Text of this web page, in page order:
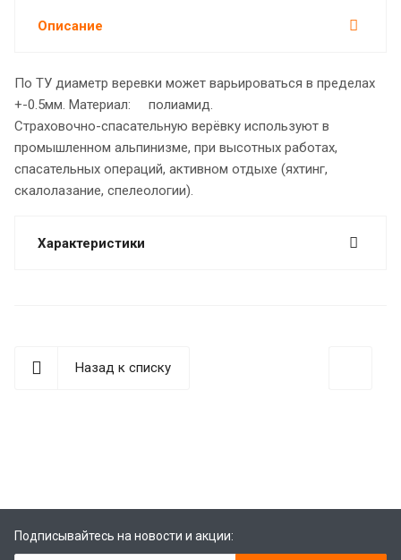
Описание
По ТУ диаметр веревки может варьироваться в пределах
+-0.5мм. Материал: полиамид.
Страховочно-спасательную верёвку используют в
промышленном альпинизме, при высотных работах,
спасательных операций, активном отдыхе (яхтинг,
скалолазание, спелеологии).
Характеристики
Назад к списку
Подписывайтесь на новости и акции: